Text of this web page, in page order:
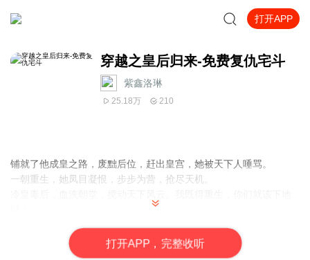
打开APP
穿越之皇后归来-免费复仇宅斗
紫鑫洛琳
25.18万 210
铺就了他成皇之路，废黜后位，赶出皇宫，她被天下人唾骂。
一朝重生，她凤目凝恨，步步为营，抢尽天机。
打开APP，完整收听